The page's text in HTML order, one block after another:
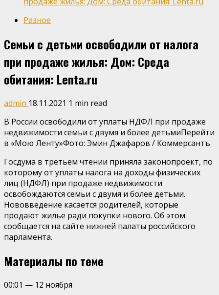
Разное
Семьи с детьми освободили от налога
при продаже жилья: Дом: Среда
обитания: Lenta.ru
admin 18.11.2021 1 min read
В России освободили от уплаты НДФЛ при продаже
недвижимости семьи с двумя и более детьмиПерейти
в «Мою Ленту»Фото: Эмин Джафаров / Коммерсантъ
Госдума в третьем чтении приняла законопроект, по
которому от уплаты налога на доходы физических
лиц (НДФЛ) при продаже недвижимости
освобождаются семьи с двумя и более детьми.
Нововведение касается родителей, которые
продают жилье ради покупки нового. Об этом
сообщается на сайте нижней палаты российского
парламента.
Материалы по теме
00:01 — 12 ноября